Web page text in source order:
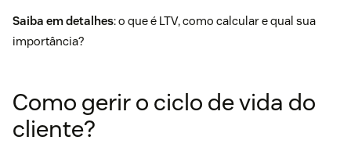
Saiba em detalhes:o que é LTV, como calcular e qual sua
importância?
Como gerir o ciclo de vida do
cliente?